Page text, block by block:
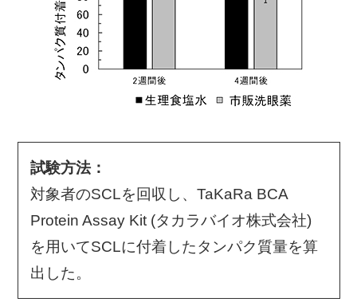
試験方法：
対象者のSCLを回収し、TaKaRa BCA
Protein Assay Kit (タカラバイオ株式会社)
を用いてSCLに付着したタンパク質量を算
出した。